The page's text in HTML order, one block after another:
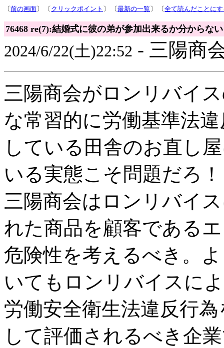
〔前の画面〕 〔 クリックポイント 〕 〔最新の一覧 〕 〔全て読んだことに
76468 re(7):結婚式に彼の弟が参加出来るか分からない
2024/6/22(土)22:52 - 三陽商
三陽商会がロンリバイ
な常習的に労働基準法
している田舎のお直し
いる実態こそ問題だろ
三陽商会はロンリバイ
れた商品を顧客である
危険性を考えるべき。
いてもロンリバイスに
労働安全衛生法違反行
して評価されるべき企